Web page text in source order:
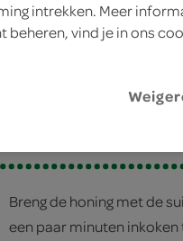
Breng de honing met de
een paar minuten
intrekken. Meer
beheren, vind je in ons